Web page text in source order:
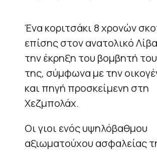
Ένα κοριτσάκι 8 χρονών
επίσης στον ανατολικό
την έκρηξη του βομβητή
της, σύμφωνα με την
και πηγή προσκείμενη στη
Χεζμπολάχ.
Οι γιοι ενός υψηλόβαθμου
αξιωματούχου ασφαλείας